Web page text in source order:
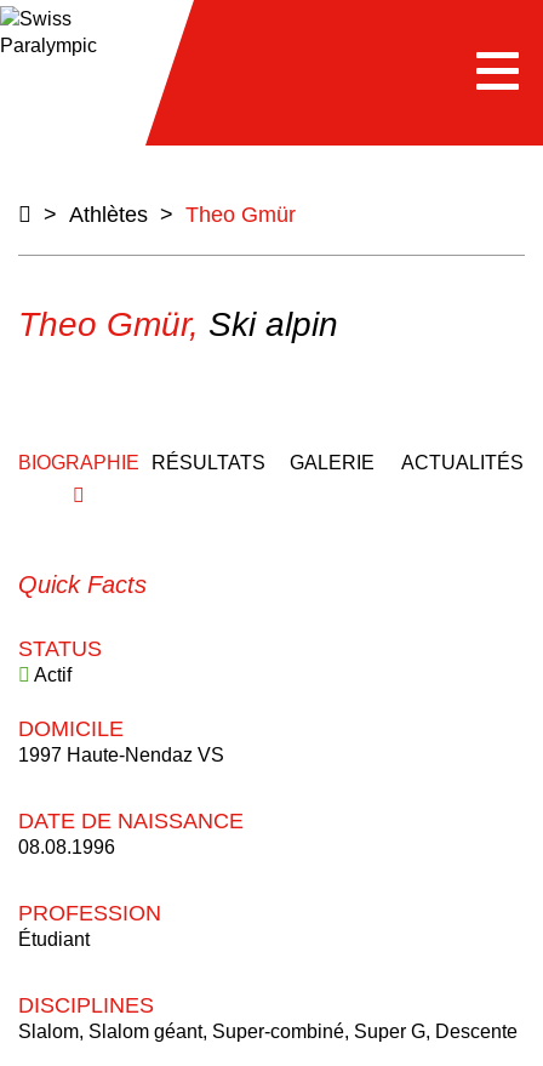
> Athlètes > Theo Gmür
Theo Gmür, Ski alpin
BIOGRAPHIE RÉSULTATS GALERIE ACTUALITÉS
Quick Facts
STATUS
Actif
DOMICILE
1997 Haute-Nendaz VS
DATE DE NAISSANCE
08.08.1996
PROFESSION
Étudiant
DISCIPLINES
Slalom, Slalom géant, Super-combiné, Super G, Descente